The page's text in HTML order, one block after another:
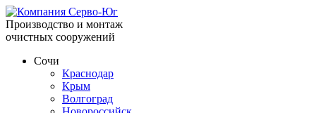
Производство и монтаж
очистных сооружений
Сочи
Краснодар
Крым
Волгоград